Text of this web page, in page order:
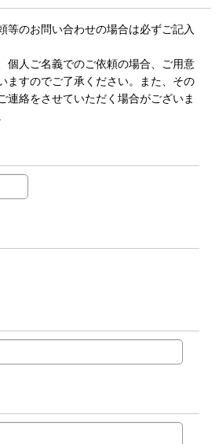
等のお問い合わせの場合は必ずご記入
個人ご名義でのご依頼の場合、ご用意
ますのでご了承ください。また、その
連絡をさせていただく場合がございま